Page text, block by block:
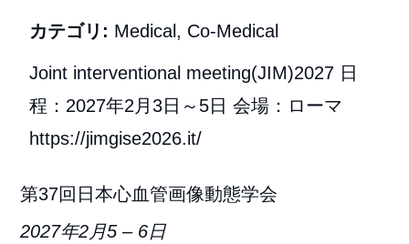
カテゴリ: Medical , Co-Medical
Joint interventional meeting(JIM)2027 日
程：2027年2月3日～5日 会場：ローマ
https://jimgise2026.it/
第37回日本心血管画像動態学会
2027年2月5 – 6日